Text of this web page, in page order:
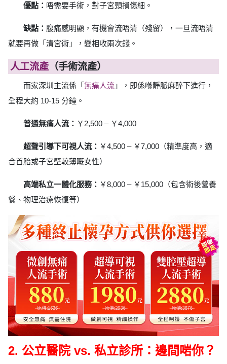
優點： 唔需要手術，對子宮頸損傷細。
缺點： 腹痛感明顯，有機會流唔清（殘留），一旦流唔清
就要再做「清宮術」，變相收兩次錢。
人工流產（手術流產）
而家深圳主流係「 無痛人流 」，即係喺靜脈麻醉下進行，
全程大約 10-15 分鐘。
普通無痛人流： ￥2,500 – ￥4,000
超聲引導下可視人流： ￥4,500 – ￥7,000（精準度高，適
合首胎或子宮壁較薄嘅女性）
高端私立一體化服務： ￥8,000 – ￥15,000（包含術後營養
餐、物理治療恢復等）
2. 公立醫院 vs. 私立診所：邊間啱你？